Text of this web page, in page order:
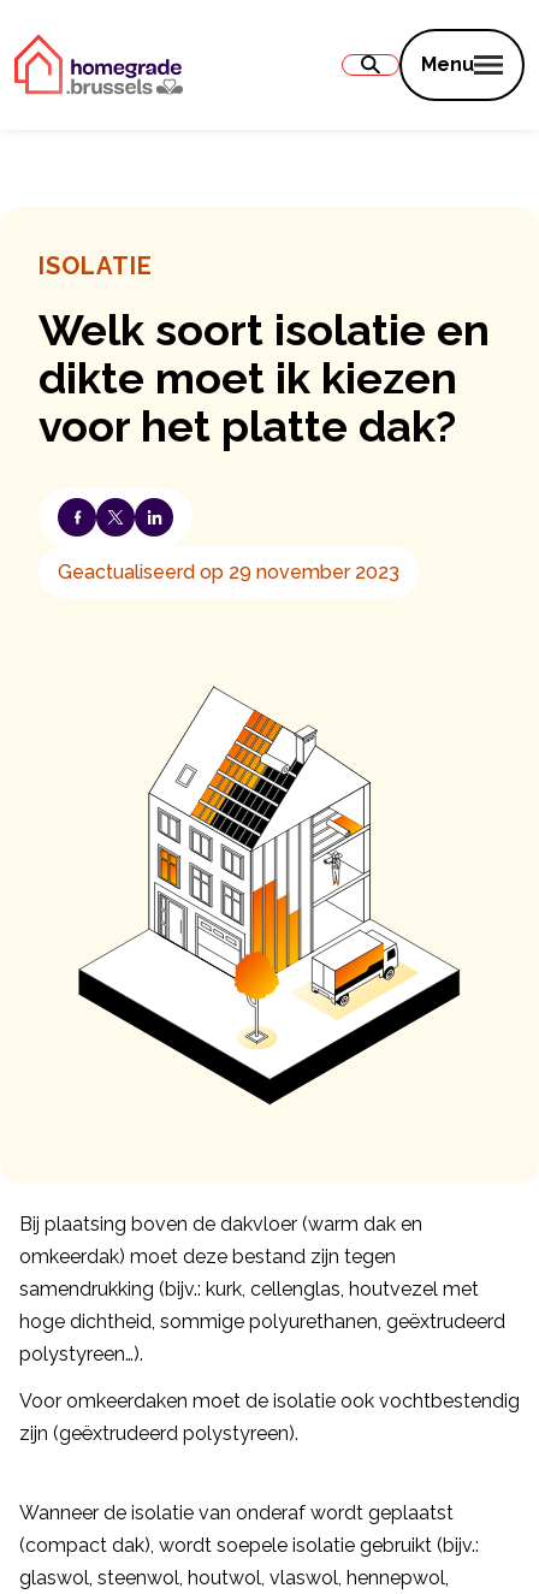
Menu
ISOLATIE
Welk soort isolatie en
dikte moet ik kiezen
voor het platte dak?
Geactualiseerd op 29 november 2023
Bij plaatsing boven de dakvloer (warm dak en
omkeerdak) moet deze bestand zijn tegen
samendrukking (bijv.: kurk, cellenglas, houtvezel met
hoge dichtheid, sommige polyurethanen, geëxtrudeerd
polystyreen…).
Voor omkeerdaken moet de isolatie ook vochtbestendig
zijn (geëxtrudeerd polystyreen).
Wanneer de isolatie van onderaf wordt geplaatst
(compact dak), wordt soepele isolatie gebruikt (bijv.:
glaswol, steenwol, houtwol, vlaswol, hennepwol,